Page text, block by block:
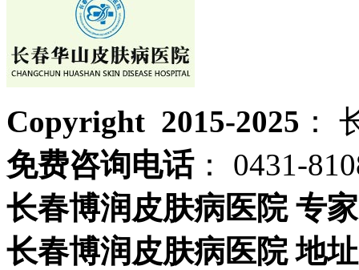
Copyright 2015-2025 ：
免费咨询电话： 0431-
长春博润皮肤病医院 专
长春博润皮肤病医院 地址